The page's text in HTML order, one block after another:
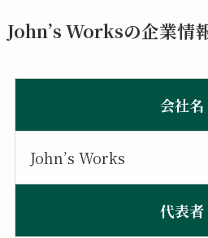
John’s Worksの企業情
会社名
John’s Works
代表者